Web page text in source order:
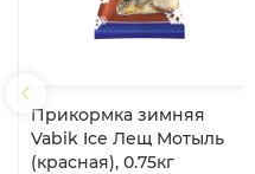
Прикормка зимняя
Vabik Ice Лещ Мотыль
(красная), 0.75кг